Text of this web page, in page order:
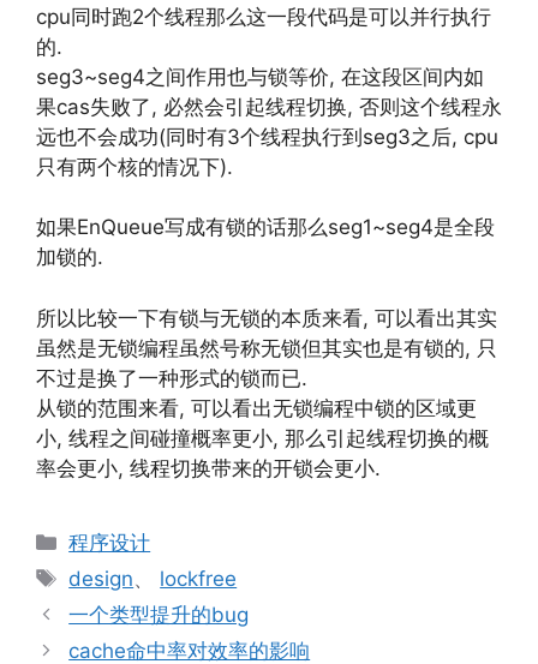
cpu同时跑2个线程那么这一段代码是可以并行执行
的.
seg3~seg4之间作用也与锁等价, 在这段区间内如
果cas失败了, 必然会引起线程切换, 否则这个线程永
远也不会成功(同时有3个线程执行到seg3之后, cpu
只有两个核的情况下).
如果EnQueue写成有锁的话那么seg1~seg4是全段
加锁的.
所以比较一下有锁与无锁的本质来看, 可以看出其实
虽然是无锁编程虽然号称无锁但其实也是有锁的, 只
不过是换了一种形式的锁而已.
从锁的范围来看, 可以看出无锁编程中锁的区域更
小, 线程之间碰撞概率更小, 那么引起线程切换的概
率会更小, 线程切换带来的开锁会更小.
分
类
程序设计
标
design、 lockfree
一个类型提升的bug
cache命中率对效率的影响